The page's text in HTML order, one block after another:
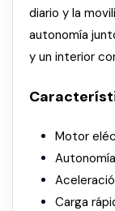
diario y la
autonomía
y un interior
Motor
Carga